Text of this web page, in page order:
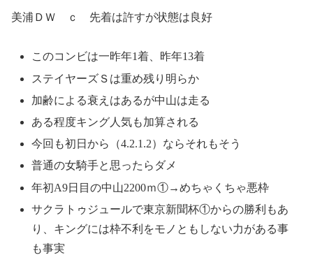
美浦ＤＷ ｃ 先着は許すが状態は良好
このコンビは一昨年1着、昨年13着
ステイヤーズＳは重め残り明らか
加齢による衰えはあるが中山は走る
ある程度キング人気も加算される
今回も初日から（4.2.1.2）ならそれもそう
普通の女騎手と思ったらダメ
年初A9日目の中山2200ｍ①→めちゃくちゃ悪枠
サクラトゥジュールで東京新聞杯①からの勝利もあ
り、キングには枠不利をモノともしない力がある事
も事実